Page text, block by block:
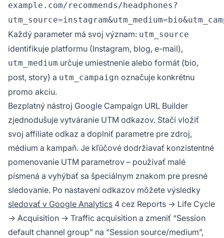
example.com/recommends/headphones?
Každý parameter má svoj význam: utm_source
identifikuje platformu (Instagram, blog, e-mail),
utm_medium určuje umiestnenie alebo formát (bio,
post, story) a utm_campaign označuje konkrétnu
promo akciu.
Bezplatný nástroj Google Campaign URL Builder
zjednodušuje vytváranie UTM odkazov. Stačí vložiť
svoj affiliate odkaz a doplniť parametre pre zdroj,
médium a kampaň. Je kľúčové dodržiavať konzistentné
pomenovanie UTM parametrov – používať malé
písmená a vyhýbať sa špeciálnym znakom pre presné
sledovanie. Po nastavení odkazov môžete výsledky
sledovať v Google Analytics 4 cez Reports → Life Cycle
→ Acquisition → Traffic acquisition a zmeniť “Session
default channel group” na “Session source/medium”,